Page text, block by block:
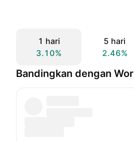
1 hari
3.10%
5 hari
2.46%
Bandingkan dengan